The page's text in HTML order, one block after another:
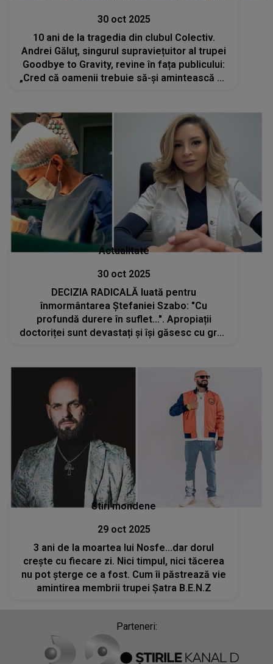
30 oct 2025
10 ani de la tragedia din clubul Colectiv.
Andrei Găluț, singurul supraviețuitor al trupei
Goodbye to Gravity, revine în fața publicului:
„Cred că oamenii trebuie să-și amintească ce
Actualitate
30 oct 2025
DECIZIA RADICALĂ luată pentru
înmormântarea Ștefaniei Szabo: "Cu
profundă durere în suflet...". Apropiații
doctoriței sunt devastați și își găsesc cu greu
Stiri mondene
29 oct 2025
3 ani de la moartea lui Nosfe...dar dorul
crește cu fiecare zi. Nici timpul, nici tăcerea
nu pot șterge ce a fost. Cum îi păstrează vie
amintirea membrii trupei Șatra B.E.N.Z
Parteneri: